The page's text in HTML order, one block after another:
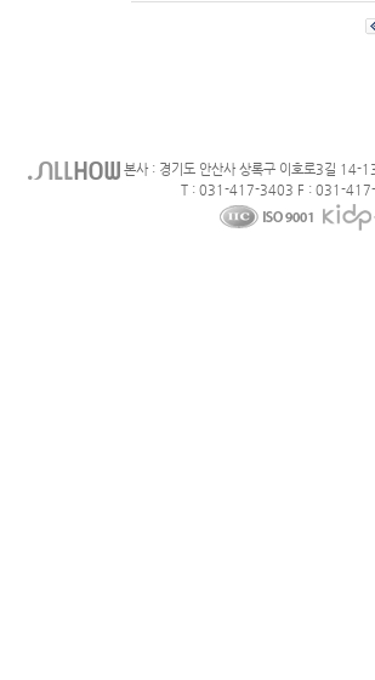
본사 : 경기도 안산사 상록구 이호로3길 14-
T : 031-417-3403 F : 031-